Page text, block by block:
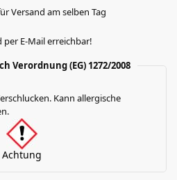
Versand am selben Tag
E-Mail erreichbar!
Verordnung (EG) 1272/2008
Kann allergische
Achtung